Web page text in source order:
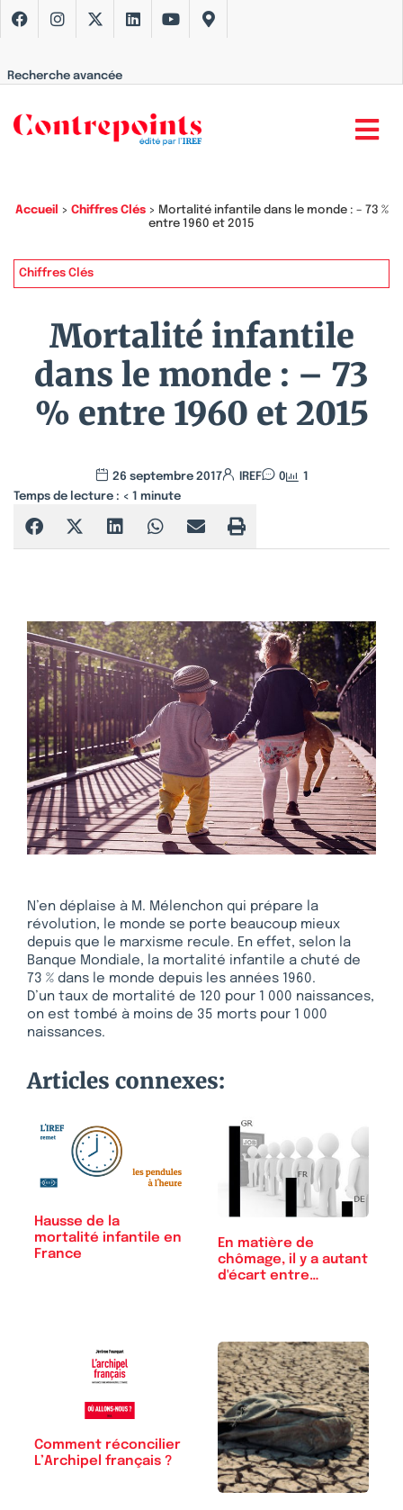
Recherche avancée
Accueil > Chiffres Clés> Mortalité infantile dans le monde : – 73 %
entre 1960 et 2015
Chiffres Clés
Mortalité infantile
dans le monde : – 73
% entre 1960 et 2015
26 septembre 2017 IREF 0
1
Temps de lecture : < 1 minute
N’en déplaise à M. Mélenchon qui prépare la
révolution, le monde se porte beaucoup mieux
depuis que le marxisme recule. En effet, selon la
Banque Mondiale, la mortalité infantile a chuté de
73 % dans le monde depuis les années 1960.
D’un taux de mortalité de 120 pour 1 000 naissances,
on est tombé à moins de 35 morts pour 1 000
naissances.
Articles connexes:
Hausse de la
mortalité infantile en
France
En matière de
chômage, il y a autant
d'écart entre…
Comment réconcilier
L’Archipel français ?